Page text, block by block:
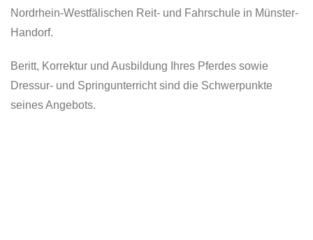
Nordrhein-Westfälischen Reit- und Fahrschule in Münster-
Handorf.
Beritt, Korrektur und Ausbildung Ihres Pferdes sowie
Dressur- und Springunterricht sind die Schwerpunkte
seines Angebots.